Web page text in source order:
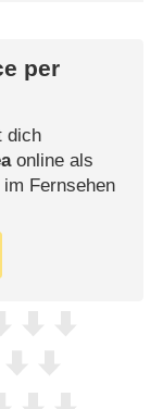
per
dich
online als
Fernsehen